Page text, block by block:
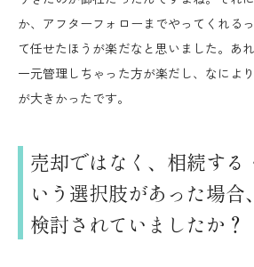
か、アフターフォローまでやってくれる
て任せたほうが楽だなと思いました。あ
一元管理しちゃった方が楽だし、なによ
が大きかったです。
売却ではなく、相続する
いう選択肢があった場合
検討されていましたか？